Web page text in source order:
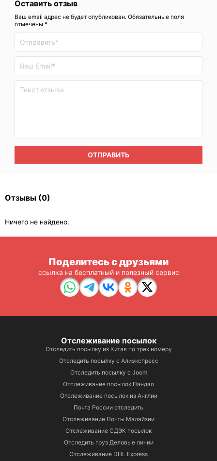
Оставить отзыв
Ваш email адрес не будет опубликован. Обязательные поля
отмечены *
ОТПРАВИТЬ
Отзывы (0)
Ничего не найдено.
Поделитесь с друзьями
ссылка на бесплатный и полезный сервис
Отслеживание посылок
Отследить посылку из Китая по трек номеру
Отследить посылку с Алиэкспресс
Отследить посылку с Joom
Отслеживание посылок Пандао
Отслеживание посылок из Англии
Почта России отследить
Отслеживание Почты Малайзии
Отслеживание СДЭК посылок
Отследить груз Деловые линии
Отслеживание DHL Express